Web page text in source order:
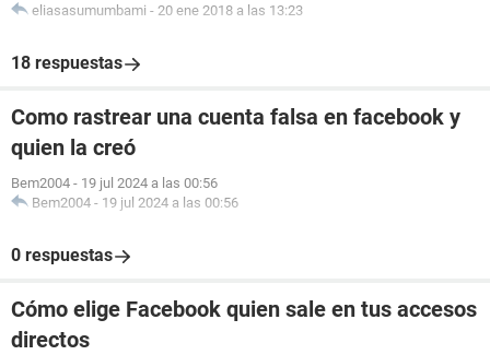
eliasasumumbami - 20 ene 2018 a las 13:23
18 respuestas
Como rastrear una cuenta falsa en facebook y
quien la creó
Bem2004 - 19 jul 2024 a las 00:56
Bem2004 - 19 jul 2024 a las 00:56
0 respuestas
Cómo elige Facebook quien sale en tus accesos
directos